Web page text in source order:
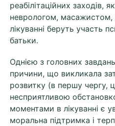
реабілітаційних заходів,
неврологом,
лікуванні беруть участь
батьки.
Однією з головних
причини, що викликала
розвитку (в першу чергу,
несприятливою
моментами в лікуванні є
моральна підтримка і